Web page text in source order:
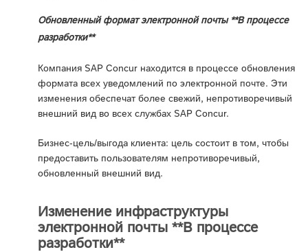
Обновленный формат электронной почты **В процессе
разработки**
Компания SAP Concur находится в процессе обновления
формата всех уведомлений по электронной почте. Эти
изменения обеспечат более свежий, непротиворечивый
внешний вид во всех службах SAP Concur.
Бизнес-цель/выгода клиента: цель состоит в том, чтобы
предоставить пользователям непротиворечивый,
обновленный внешний вид.
Изменение инфраструктуры
электронной почты **В процессе
разработки**